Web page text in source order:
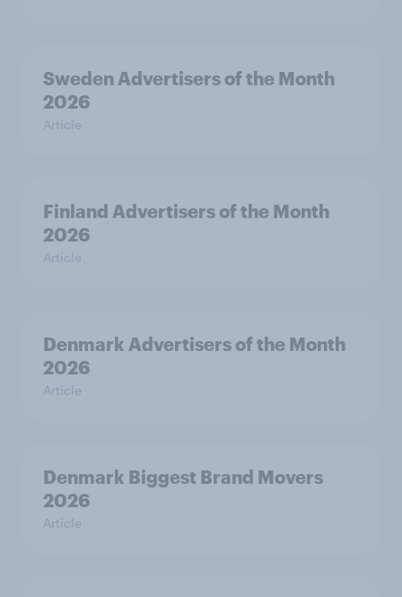
Sweden Advertisers of the Month
2026
Article
Finland Advertisers of the Month
2026
Article
Denmark Advertisers of the Month
2026
Article
Denmark Biggest Brand Movers
2026
Article